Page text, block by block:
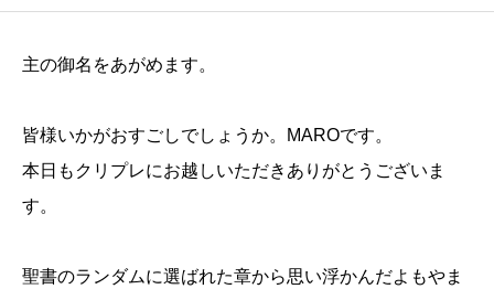
主の御名をあがめます。
皆様いかがおすごしでしょうか。MAROです。
本日もクリプレにお越しいただきありがとうございま
す。
聖書のランダムに選ばれた章から思い浮かんだよもやま